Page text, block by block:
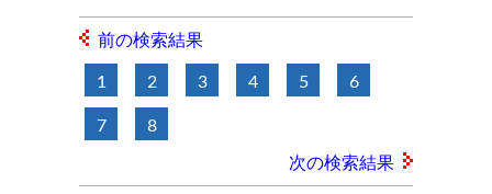
前の検索結果
1 2 3 4 5 6
7 8
次の検索結果